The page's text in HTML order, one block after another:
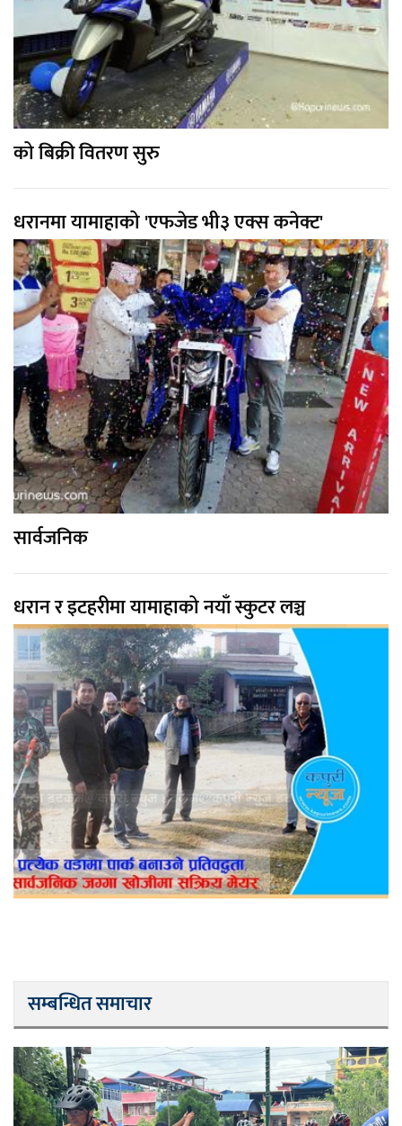
को बिक्री वितरण सुरु
धरानमा यामाहाको 'एफजेड भी३ एक्स कनेक्ट'
सार्वजनिक
धरान र इटहरीमा यामाहाको नयाँ स्कुटर लञ्च
सम्बन्धित समाचार